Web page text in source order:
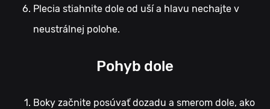
Plecia stiahnite dole od uší a hlavu nechajte v
neustrálnej polohe.
Pohyb dole
Boky začnite posúvať dozadu a smerom dole, ako